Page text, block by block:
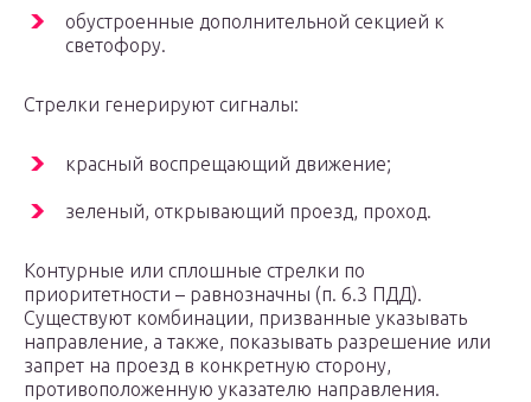
обустроенные дополнительной секцией к
светофору.
Стрелки генерируют сигналы:
красный воспрещающий движение;
зеленый, открывающий проезд, проход.
Контурные или сплошные стрелки по
приоритетности – равнозначны (п. 6.3 ПДД).
Существуют комбинации, призванные указывать
направление, а также, показывать разрешение или
запрет на проезд в конкретную сторону,
противоположенную указателю направления.